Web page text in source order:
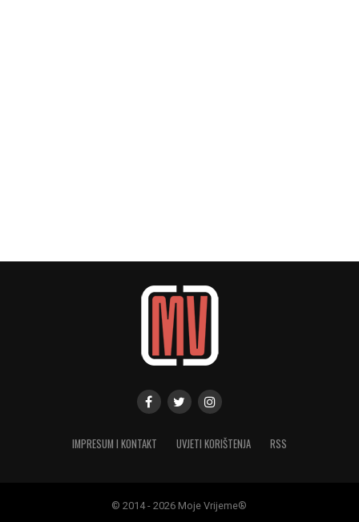
IMPRESUM I KONTAKT UVJETI KORIŠTENJA RSS
© 2014 - 2026 Moje Vrijeme®